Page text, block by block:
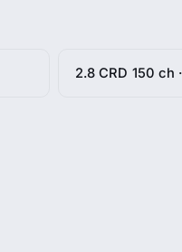
2.8 CRD 150 ch